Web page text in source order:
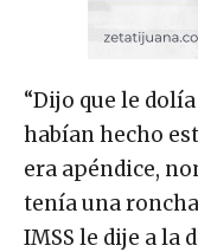
“Dijo que le
habían hecho
era apéndice,
tenía una
IMSS le dije a la